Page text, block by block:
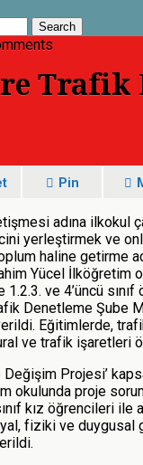
Trafik
Pin
adına ilkokul
yerleştirmek ve
haline getirme
Yücel İlköğretim
ve 4’üncü
Denetleme Şube
Eğitimlerde,
ve trafik işaretleri
Değişim Projesi’
okulunda proje
kız öğrencileri
fiziki ve duygusal